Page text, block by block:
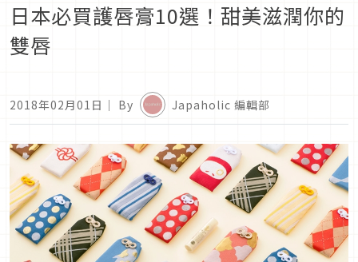
日本必買護唇膏10選！甜美滋潤你的
雙唇
2018年02月01日 ｜ By Japaholic 編輯部